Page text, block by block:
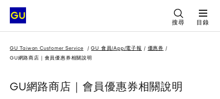
搜尋 目錄
GU Taiwan Customer Service GU 會員/App/電子報
優惠券
GU網路商店｜會員優惠券相關說明
GU網路商店｜會員優惠券相關說明